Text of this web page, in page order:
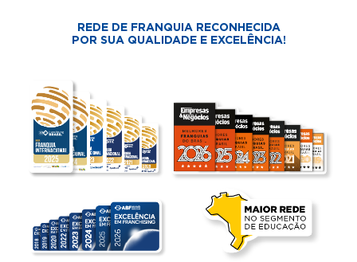
REDE DE FRANQUIA RECONHECIDA
POR SUA QUALIDADE E EXCELÊNCIA!